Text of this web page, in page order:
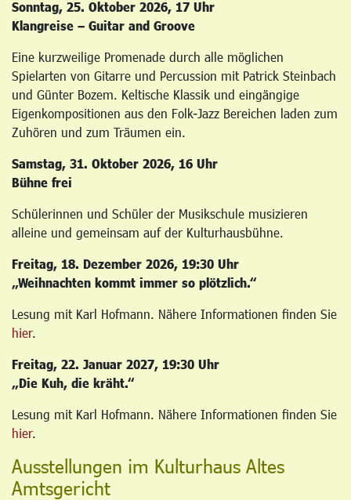
Sonntag, 25. Oktober 2026, 17 Uhr
Klangreise – Guitar and Groove
Eine kurzweilige Promenade durch alle möglichen
Spielarten von Gitarre und Percussion mit Patrick Steinbach
und Günter Bozem. Keltische Klassik und eingängige
Eigenkompositionen aus den Folk-Jazz Bereichen laden zum
Zuhören und zum Träumen ein.
Samstag, 31. Oktober 2026, 16 Uhr
Bühne frei
Schülerinnen und Schüler der Musikschule musizieren
alleine und gemeinsam auf der Kulturhausbühne.
Freitag, 18. Dezember 2026, 19:30 Uhr
„Weihnachten kommt immer so plötzlich.“
Lesung mit Karl Hofmann. Nähere Informationen finden Sie
hier.
Freitag, 22. Januar 2027, 19:30 Uhr
„Die Kuh, die kräht.“
Lesung mit Karl Hofmann. Nähere Informationen finden Sie
hier.
Ausstellungen im Kulturhaus Altes
Amtsgericht